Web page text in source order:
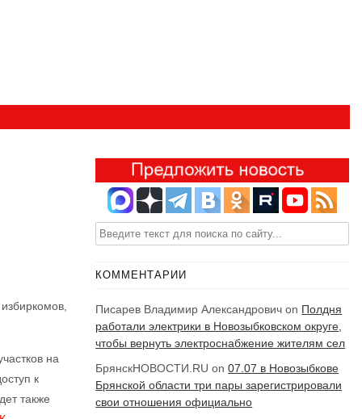
на
к
также
КОММЕНТАРИИ
Писарев Владимир Александрович on Полдня
работали электрики в Новозыбковском округе,
чтобы вернуть электроснабжение жителям сел
БрянскНОВОСТИ.RU on 07.07 в Новозыбкове
Брянской области три пары зарегистрировали
свои отношения официально